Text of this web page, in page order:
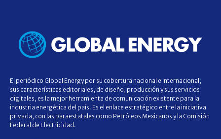
El periódico Global Energy por su cobertura nacional e internacional;
sus características editoriales, de diseño, producción y sus servicios
digitales, es la mejor herramienta de comunicación existente para la
industria energética del país. Es el enlace estratégico entre la iniciativa
privada, con las paraestatales como Petróleos Mexicanos y la Comisión
Federal de Electricidad.